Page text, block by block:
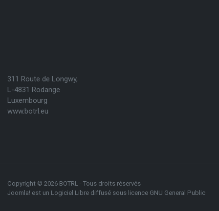
311 Route de Longwy,
L-4831 Rodange
Luxembourg
www.botrl.eu
Copyright © 2026 BOTRL - Tous droits réservés
Joomla! est un Logiciel Libre diffusé sous licence GNU General Public